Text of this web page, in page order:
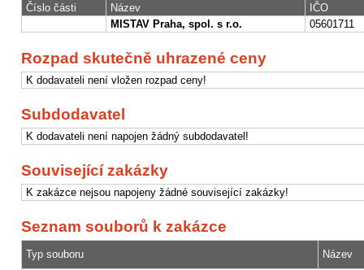
Číslo části Název
IČO
MISTAV Praha, spol. s r.o.
05601711
Rozpad skutečně uhrazené ceny
K dodavateli není vložen rozpad ceny!
Subdodavatel
K dodavateli není napojen žádný subdodavatel!
Související zakázky
K zakázce nejsou napojeny žádné související zakázky!
Seznam souborů k zakázce
Typ souboru
Název